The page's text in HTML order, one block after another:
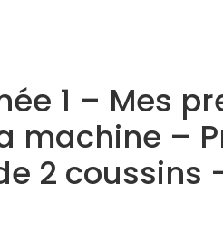
1 – Mes
machine –
2 coussins